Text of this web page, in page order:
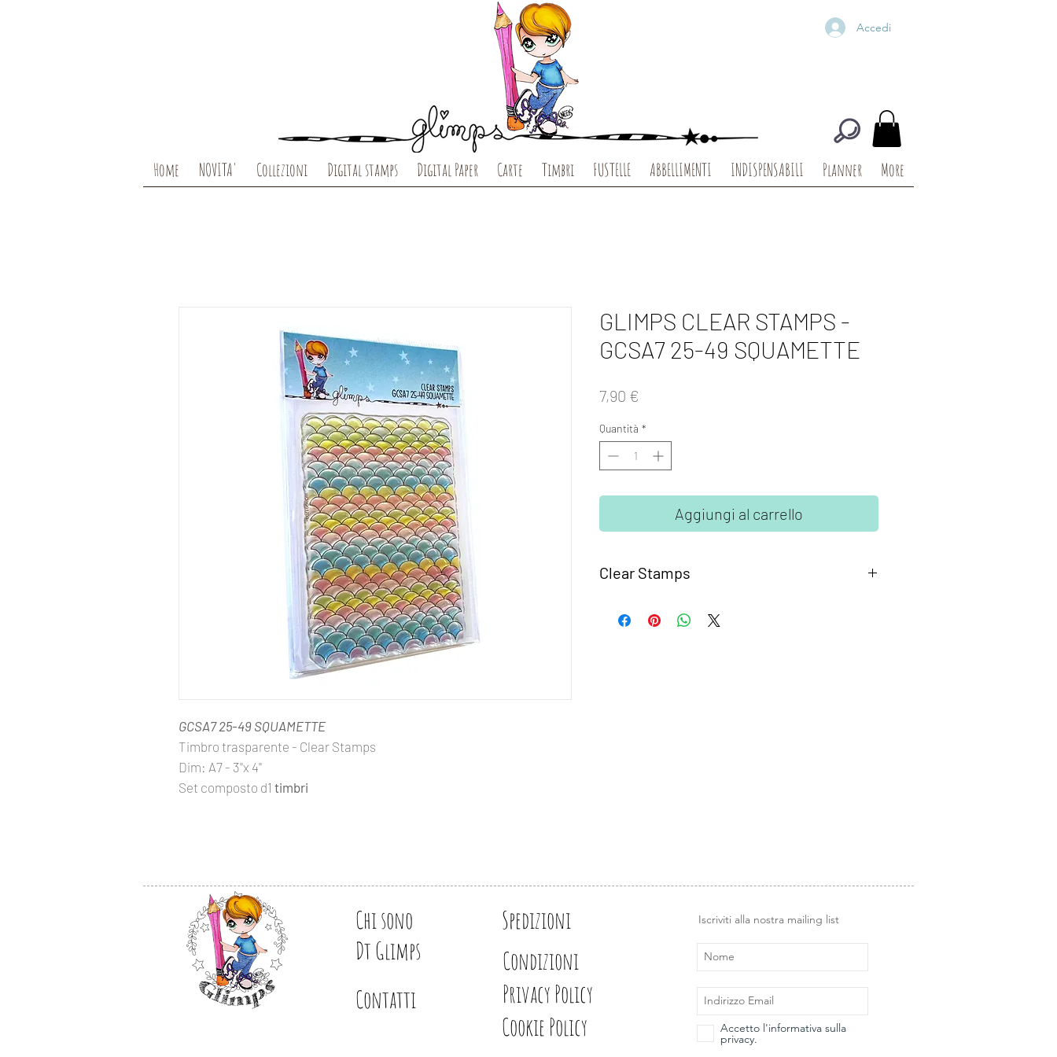
Accedi
Home NOVITA' Collezioni Digital stamps Digital Paper Carte Timbri FUSTELLE ABBELLIMENTI INDISPENSABILI Planner More
GCSA7 25-49 SQUAMETTE
Timbro trasparente - Clear Stamps
Dim: A7 - 3''x 4''
Set composto d1 timbri
GLIMPS CLEAR STAMPS -
GCSA7 25-49 SQUAMETTE
7,90 €
Quantità *
Aggiungi al carrello
Clear Stamps
fotomolimero trasparente di alta qualità.
Iscriviti alla nostra mailing list
Accetto l'informativa sulla
privacy.
Chi sono
Dt Glimps
Contatti
Privacy Policy
Spedizioni
Condizioni
Cookie Policy